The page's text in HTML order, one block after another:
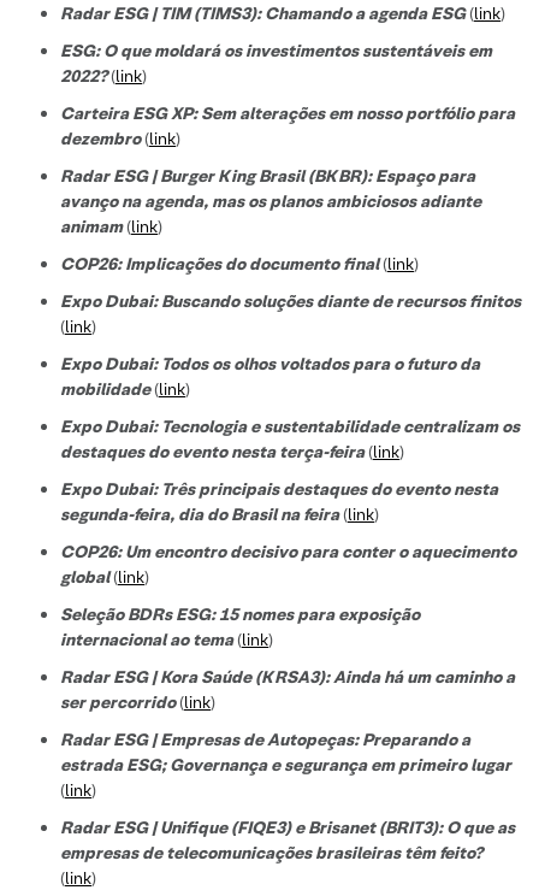
Radar ESG | TIM (TIMS3): Chamando a agenda ESG(link)
ESG: O que moldará os investimentos sustentáveis em
2022?(link)
Carteira ESG XP: Sem alterações em nosso portfólio para
dezembro(link)
Radar ESG | Burger King Brasil (BKBR): Espaço para
avanço na agenda, mas os planos ambiciosos adiante
animam(link)
COP26: Implicações do documento final(link)
Expo Dubai: Buscando soluções diante de recursos finitos
(link)
Expo Dubai: Todos os olhos voltados para o futuro da
mobilidade(link)
Expo Dubai: Tecnologia e sustentabilidade centralizam os
destaques do evento nesta terça-feira(link)
Expo Dubai: Três principais destaques do evento nesta
segunda-feira, dia do Brasil na feira(link)
COP26: Um encontro decisivo para conter o aquecimento
global(link)
Seleção BDRs ESG​: 15 nomes para exposição
internacional ao tema(link)
Radar ESG | Kora Saúde (KRSA3): Ainda há um caminho a
ser percorrido(link)
Radar ESG | Empresas de Autopeças: Preparando a
estrada ESG; Governança e segurança em primeiro lugar
(link)
Radar ESG | Unifique (FIQE3) e Brisanet (BRIT3): O que as
empresas de telecomunicações brasileiras têm feito?
(link)